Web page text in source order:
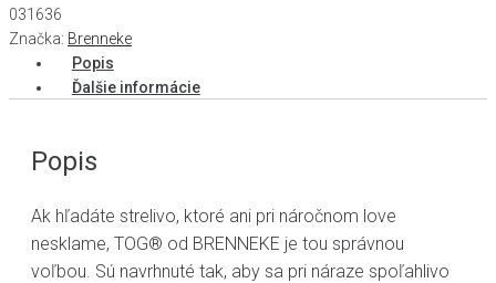
031636
Značka: Brenneke
Popis
Ďalšie informácie
Popis
Ak hľadáte strelivo, ktoré ani pri náročnom love
nesklame, TOG® od BRENNEKE je tou správnou
voľbou. Sú navrhnuté tak, aby sa pri náraze spoľahlivo